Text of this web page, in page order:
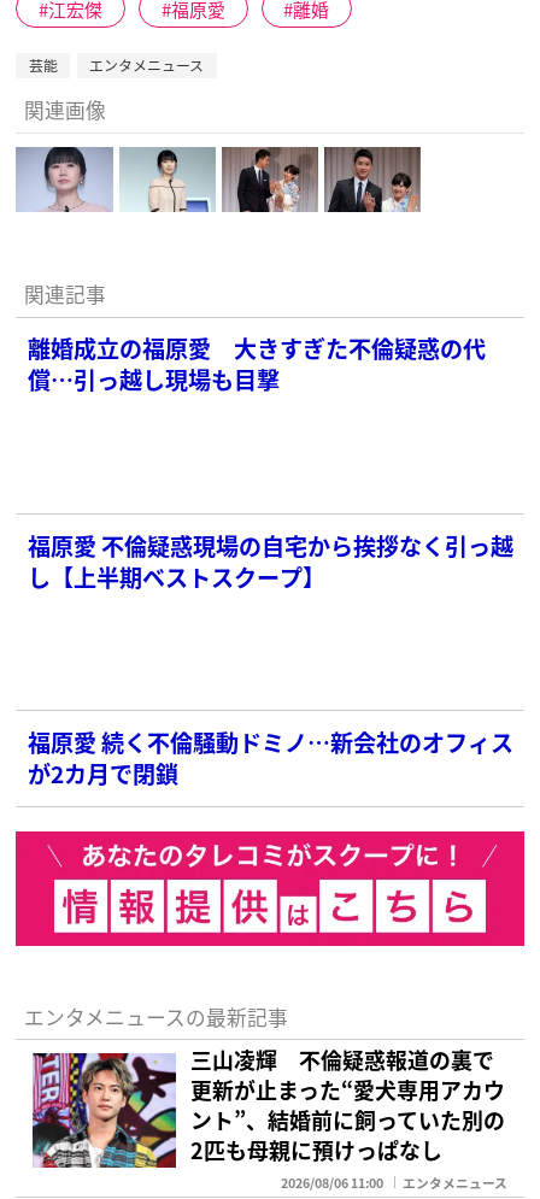
江宏傑 福原愛 離婚
芸能 エンタメニュース
関連画像
関連記事
離婚成立の福原愛 大きすぎた不倫疑惑の代
償…引っ越し現場も目撃
福原愛 不倫疑惑現場の自宅から挨拶なく引っ越
し【上半期ベストスクープ】
福原愛 続く不倫騒動ドミノ…新会社のオフィス
が2カ月で閉鎖
エンタメニュースの最新記事
三山凌輝 不倫疑惑報道の裏で
更新が止まった“愛犬専用アカウ
ント”、結婚前に飼っていた別の
2匹も母親に預けっぱなし
2026/08/06 11:00 エンタメニュース